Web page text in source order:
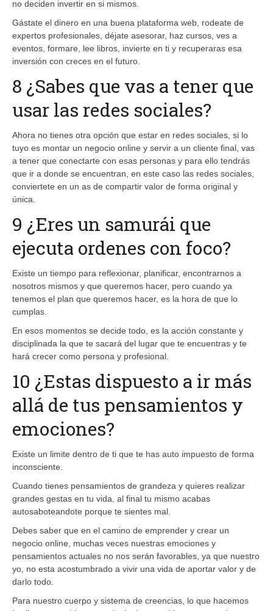
no deciden invertir en si mismos.
Gástate el dinero en una buena plataforma web, rodeate de
expertos profesionales, déjate asesorar, haz cursos, ves a
eventos, formare, lee libros, invierte en ti y recuperaras esa
inversión con creces en el futuro.
8 ¿Sabes que vas a tener que
usar las redes sociales?
Ahora no tienes otra opción que estar en redes sociales, si lo
tuyo es montar un negocio online y servir a un cliente final, vas
a tener que conectarte con esas personas y para ello tendrás
que ir a donde se encuentran, en este caso las redes sociales,
conviertete en un as de compartir valor de forma original y
única.
9 ¿Eres un samurái que
ejecuta ordenes con foco?
Existe un tiempo para reflexionar, planificar, encontrarnos a
nosotros mismos y que queremos hacer, pero cuando ya
tenemos el plan que queremos hacer, es la hora de que lo
cumplas.
En esos momentos se decide todo, es la acción constante y
disciplinada la que te sacará del lugar que te encuentras y te
hará crecer como persona y profesional.
10 ¿Estas dispuesto a ir más
allá de tus pensamientos y
emociones?
Existe un limite dentro de ti que te has auto impuesto de forma
inconsciente.
Cuando tienes pensamientos de grandeza y quieres realizar
grandes gestas en tu vida, al final tu mismo acabas
autosaboteandote porque te sientes mal.
Debes saber que en el camino de emprender y crear un
negocio online, muchas veces nuestras emociones y
pensamientos actuales no nos serán favorables, ya que nuestro
yo, no esta acostumbrado a vivir una vida de aportar valor y de
darlo todo.
Para nuestro cuerpo y sistema de creencias, lo que hacemos